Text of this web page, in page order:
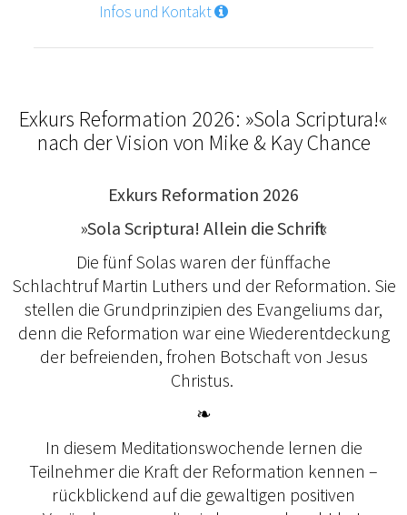
Infos und Kontakt
Exkurs Reformation 2026: »Sola Scriptura!«
nach der Vision von Mike & Kay Chance
Exkurs Reformation 2026
»Sola Scriptura! Allein die Schrift!«
Die fünf Solas waren der fünffache
Schlachtruf Martin Luthers und der Reformation. Sie
stellen die Grundprinzipien des Evangeliums dar,
denn die Reformation war eine Wiederentdeckung
der befreienden, frohen Botschaft von Jesus
Christus.
❧
In diesem Meditationswochende lernen die
Teilnehmer die Kraft der Reformation kennen –
rückblickend auf die gewaltigen positiven